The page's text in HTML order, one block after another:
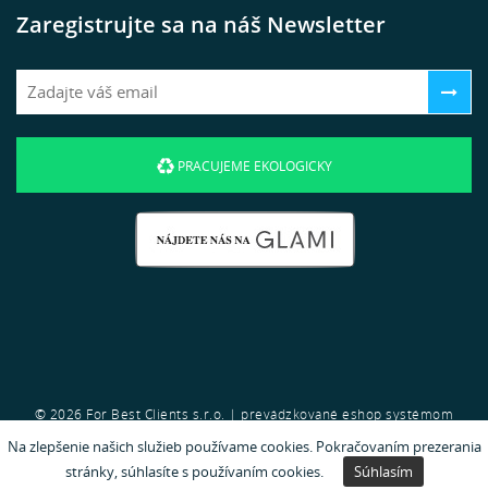
Na zlepšenie našich služieb používame cookies. Pokračovaním prezerania
stránky, súhlasíte s používaním cookies.
Súhlasím
Zaregistrujte sa na náš Newsletter
PRACUJEME EKOLOGICKY
© 2026 For Best Clients s.r.o. | prevádzkované eshop systémom
GRANDUSod spoločnostiFor Best Clients s.r.o..